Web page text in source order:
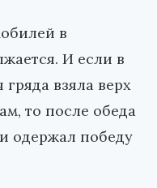
в
И если в
взяла верх
то после обеда
одержал победу